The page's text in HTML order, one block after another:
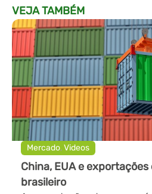
VEJA TAMBÉM
Mercado,Videos
China, EUA e
brasileiro